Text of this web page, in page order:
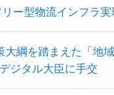
ー型物流インフラ
大綱を踏まえた「地
ジタル大臣に手交